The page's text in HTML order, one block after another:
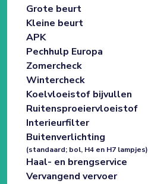
Grote beurt
Kleine beurt
APK
Pechhulp Europa
Zomercheck
Wintercheck
Koelvloeistof bijvullen
Ruitensproeiervloeistof
Interieurfilter
Buitenverlichting
(standaard; bol, H4 en H7 lampjes)
Haal- en brengservice
Vervangend vervoer